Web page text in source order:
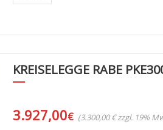
KREISELEGGE RABE
3.927,00€ (3.300,00 € zzgl. 19%